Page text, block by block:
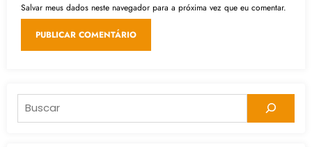
Salvar meus dados neste navegador para a próxima vez que eu comentar.
Pesquisar